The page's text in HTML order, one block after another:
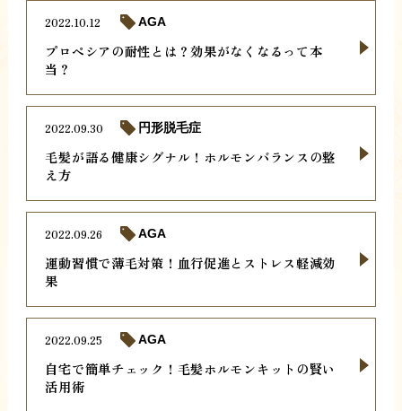
プロペシアの耐性とは？効果がなくなるって本
当？
2022.10.12 AGA
毛髪が語る健康シグナル！ホルモンバランスの整
え方
2022.09.30 円形脱毛症
運動習慣で薄毛対策！血行促進とストレス軽減効
果
2022.09.26 AGA
自宅で簡単チェック！毛髪ホルモンキットの賢い
活用術
2022.09.25 AGA